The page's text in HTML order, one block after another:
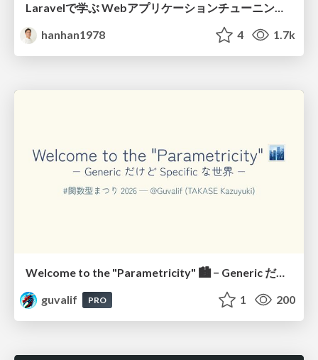
Laravelで学ぶ Webアプリケーションチューニング入門/web_application_tuning_101
hanhan1978
4 1.7k
Welcome to the "Parametricity" 🏙️ − Generic だけど Specific な世界 −
guvalif
PRO 1 200